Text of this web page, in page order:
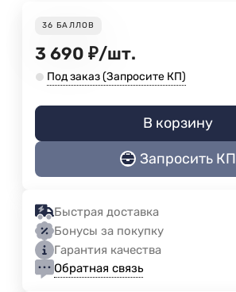
36 БАЛЛОВ
3 690 ₽/шт.
Под заказ (Запросите КП)
В корзину
Запросить КП
Быстрая доставка
Бонусы за покупку
Гарантия качества
Обратная связь